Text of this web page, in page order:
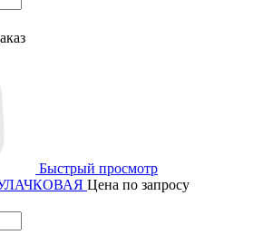
Быстрый просмотр
Цена по запросу